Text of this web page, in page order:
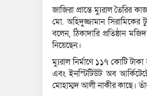
জাজিরা প্রান্তে ম্যুরাল তৈরির
মো. অহিদুজ্জামান সিরামিকের
বলেন, ঠিকাদারি প্রতিষ্ঠান
নিয়েছেন।
ম্যুরাল নির্মাণে ১১৭ কোটি
এবং ইনস্টিটিউট অব
মোহাম্মদ আলী নাকীর কাছে।